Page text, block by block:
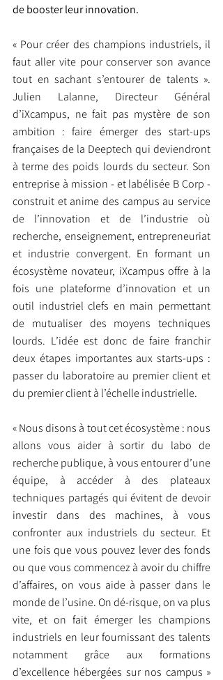
de booster leur innovation.
« Pour créer des champions industriels, il
faut aller vite pour conserver son avance
tout en sachant s’entourer de talents ».
Julien Lalanne, Directeur Général
d’iXcampus, ne fait pas mystère de son
ambition : faire émerger des start-ups
françaises de la Deeptech qui deviendront
à terme des poids lourds du secteur. Son
entreprise à mission - et labélisée B Corp -
construit et anime des campus au service
de l’innovation et de l’industrie où
recherche, enseignement, entrepreneuriat
et industrie convergent. En formant un
écosystème novateur, iXcampus offre à la
fois une plateforme d’innovation et un
outil industriel clefs en main permettant
de mutualiser des moyens techniques
lourds. L’idée est donc de faire franchir
deux étapes importantes aux starts-ups :
passer du laboratoire au premier client et
du premier client à l’échelle industrielle.
« Nous disons à tout cet écosystème : nous
allons vous aider à sortir du labo de
recherche publique, à vous entourer d’une
équipe, à accéder à des plateaux
techniques partagés qui évitent de devoir
investir dans des machines, à vous
confronter aux industriels du secteur. Et
une fois que vous pouvez lever des fonds
ou que vous commencez à avoir du chiffre
d’affaires, on vous aide à passer dans le
monde de l’usine. On dé-risque, on va plus
vite, et on fait émerger les champions
industriels en leur fournissant des talents
notamment grâce aux formations
d’excellence hébergées sur nos campus »